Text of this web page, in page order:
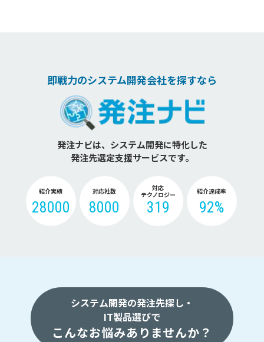
即戦力のシステム開発会社を探すなら
発注ナビは、システム開発に特化した
発注先選定支援サービスです。
紹介実績
28000
対応社数
8000
対応
テクノロジー
319
紹介達成率
92%
システム開発の発注先探し・
IT製品選びで
こんなお悩みありませんか？